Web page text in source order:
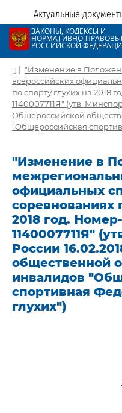
Актуальные
ЗАКОНЫ, КОДЕКСЫ И
НОРМАТИВНО-
РОССИЙСКОЙ
| "Изменение в
всероссийских
по спорту глухих на 2018
1140007711Я" (утв.
Общероссийской
"Общероссийская
"Изменение в
официальных
соревнованиях
2018 год.
1140007711Я"
России
общественной
инвалидов
спортивная
глухих")